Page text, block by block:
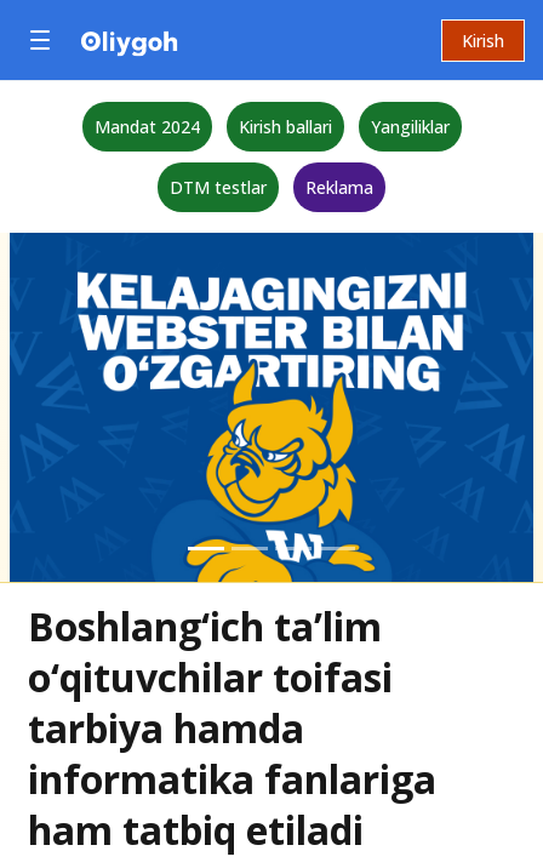
Kirish
Mandat 2024 Kirish ballari Yangiliklar
DTM testlar Reklama
Boshlang‘ich ta’lim
o‘qituvchilar toifasi
tarbiya hamda
informatika fanlariga
ham tatbiq etiladi